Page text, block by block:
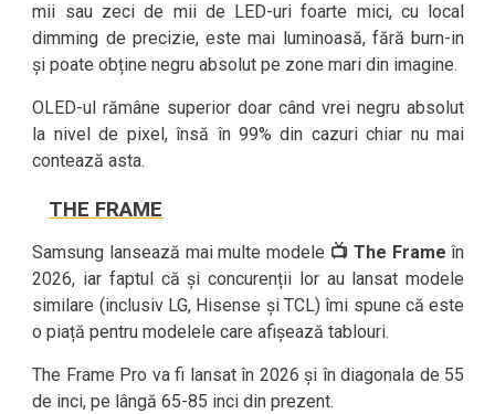
mii sau zeci de mii de LED-uri foarte mici, cu local
dimming de precizie, este mai luminoasă, fără burn-in
și poate obține negru absolut pe zone mari din imagine.
OLED-ul rămâne superior doar când vrei negru absolut
la nivel de pixel, însă în 99% din cazuri chiar nu mai
contează asta.
THE FRAME
Samsung lansează mai multe modele 📺 The Frame în
2026, iar faptul că și concurenții lor au lansat modele
similare (inclusiv LG, Hisense și TCL) îmi spune că este
o piață pentru modelele care afișează tablouri.
The Frame Pro va fi lansat în 2026 și în diagonala de 55
de inci, pe lângă 65-85 inci din prezent.